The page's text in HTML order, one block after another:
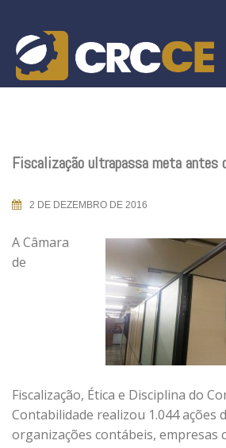
content
Fiscalização ultrapassa meta antes
2 DE DEZEMBRO DE 2016
A Câmara
de
Fiscalização, Ética e Disciplina do
Contabilidade realizou 1.044 ações
organizações contábeis, empresas